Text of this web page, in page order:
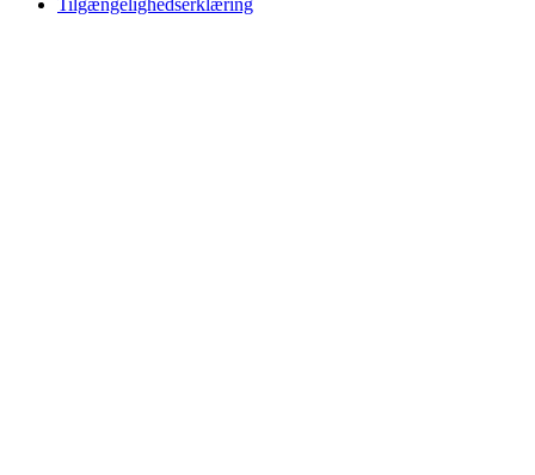
Tilgængelighedserklæring